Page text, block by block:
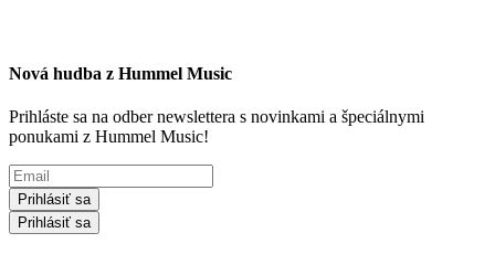
Nová hudba z Hummel Music
Prihláste sa na odber newslettera s novinkami a špeciálnymi
ponukami z Hummel Music!
Prihlásiť sa
Prihlásiť sa